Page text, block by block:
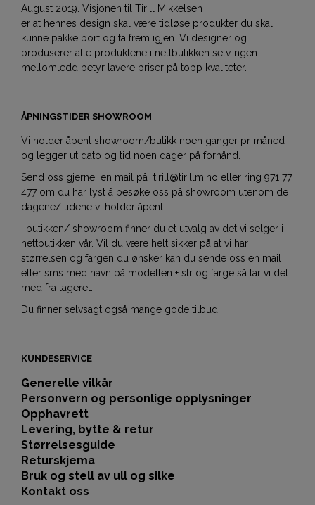
August 2019. Visjonen til Tirill Mikkelsen
er at hennes design skal være tidløse produkter du skal
kunne pakke bort og ta frem igjen. Vi designer og
produserer alle produktene i nettbutikken selv.Ingen
mellomledd betyr lavere priser på topp kvaliteter.
ÅPNINGSTIDER SHOWROOM
Vi holder åpent showroom/butikk noen ganger pr måned
og legger ut dato og tid noen dager på forhånd.
Send oss gjerne en mail på tirill@tirillm.no eller ring 971 77
477 om du har lyst å besøke oss på showroom utenom de
dagene/ tidene vi holder åpent.
I butikken/ showroom finner du et utvalg av det vi selger i
nettbutikken vår. Vil du være helt sikker på at vi har
størrelsen og fargen du ønsker kan du sende oss en mail
eller sms med navn på modellen + str og farge så tar vi det
med fra lageret.
Du finner selvsagt også mange gode tilbud!
KUNDESERVICE
Generelle vilkår
Personvern og personlige opplysninger
Opphavrett
Levering, bytte & retur
Størrelsesguide
Returskjema
Bruk og stell av ull og silke
Kontakt oss